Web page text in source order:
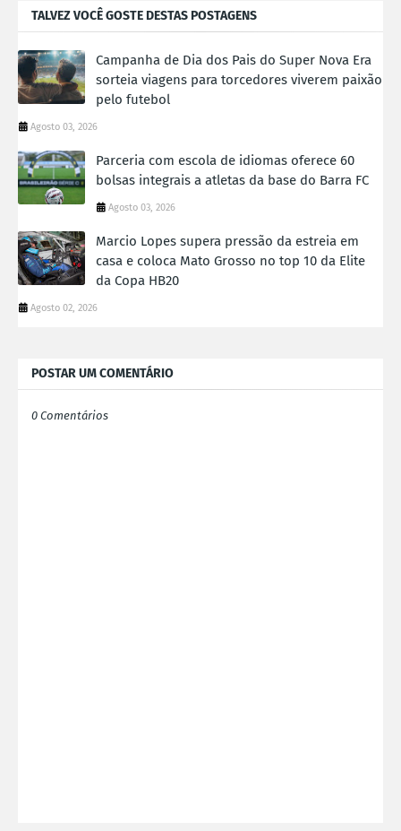
TALVEZ VOCÊ GOSTE DESTAS POSTAGENS
Campanha de Dia dos Pais do Super Nova Era
sorteia viagens para torcedores viverem paixão
pelo futebol
Agosto 03, 2026
Parceria com escola de idiomas oferece 60
bolsas integrais a atletas da base do Barra FC
Agosto 03, 2026
Marcio Lopes supera pressão da estreia em
casa e coloca Mato Grosso no top 10 da Elite
da Copa HB20
Agosto 02, 2026
POSTAR UM COMENTÁRIO
0 Comentários